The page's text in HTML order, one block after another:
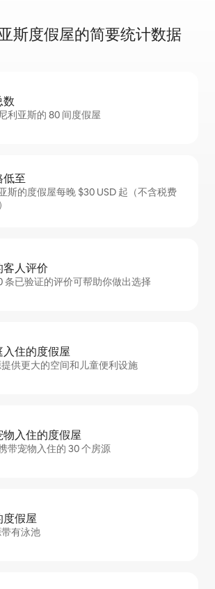
斯度假屋的简要统计数据
数
利亚斯的 80 间度假屋
低至
斯的度假屋每晚 $30 USD 起（不含税费
客人评价
条已验证的评价可帮助你做出选择
住的度假屋
供更大的空间和儿童便利设施
入住的度假屋
带宠物入住的 30 个房源
度假屋
有泳池